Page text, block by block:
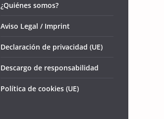
¿Quiénes somos?
Aviso Legal / Imprint
Declaración de privacidad (UE)
Descargo de responsabilidad
Política de cookies (UE)